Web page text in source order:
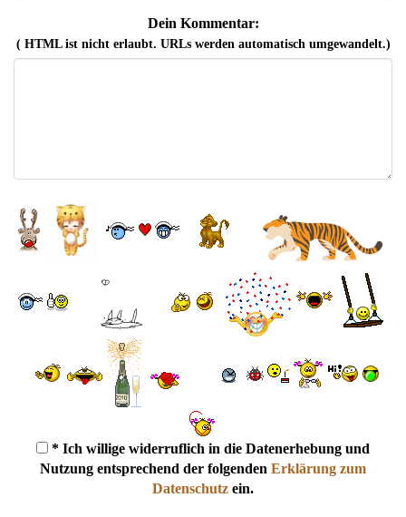
Dein Kommentar:
( HTML ist nichterlaubt. URLs werden automatisch umgewandelt.)
* Ich willige widerruflich in die Datenerhebung und
Nutzung entsprechend der folgenden Erklärung zum
Datenschutz ein.